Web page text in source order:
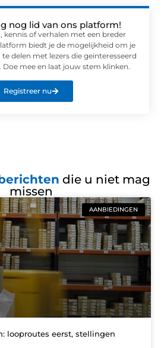
nog lid van ons platform!
kennis of verhalen met een breder
biedt je de mogelijkheid om je
delen met lezers die geïnteresseerd
mee en laat jouw stem klinken.
Registreer nu
die u niet mag
missen
AANBIEDINGEN
looproutes eerst, stellingen